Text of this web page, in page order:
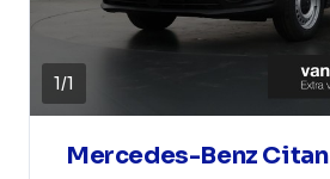
1/1
Mercedes-Benz Citan